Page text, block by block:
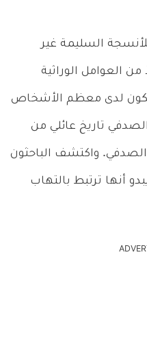
السليمة غير
العوامل الوراثية
لدى معظم الأشخاص
تاريخ عائلي من
واكتشف الباحثون
أنها ترتبط بالتهاب